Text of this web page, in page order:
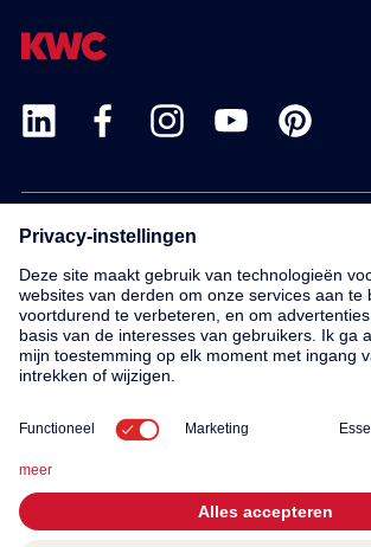
Service
Contact
© 2026 KWC Group AG